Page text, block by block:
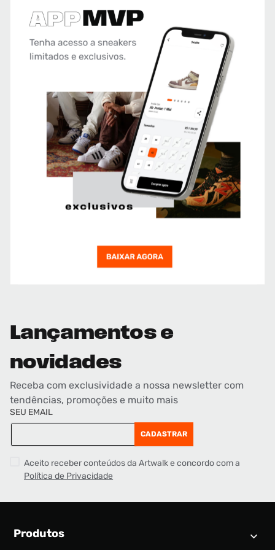
Lançamentos e
novidades
Receba com exclusividade a nossa newsletter com
tendências, promoções e muito mais
SEU EMAIL
CADASTRAR
Aceito receber conteúdos da Artwalk e concordo com a
Política de Privacidade
Produtos